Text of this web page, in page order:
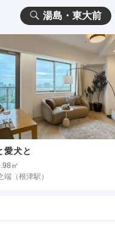
湯島・東大前
愛犬と
㎡
端 （根津駅）